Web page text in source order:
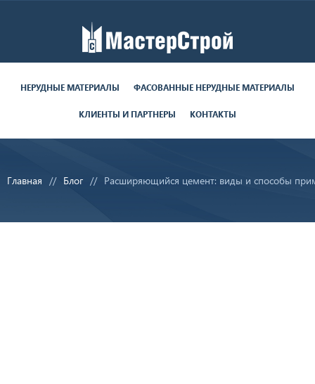
поставки круглосуточно
НЕРУДНЫЕ МАТЕРИАЛЫ ФАСОВАННЫЕ НЕРУДНЫЕ МАТЕРИАЛЫ
КЛИЕНТЫ И ПАРТНЕРЫ КОНТАКТЫ
Главная Блог Расширяющийся цемент: виды и способы